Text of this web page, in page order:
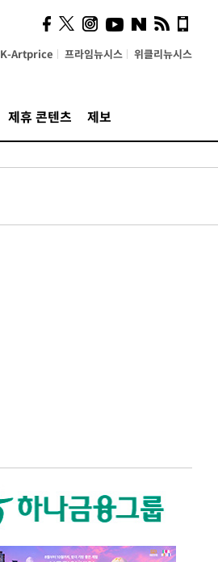
K-Artprice 프라임뉴시스 위클리뉴시스
제휴 콘텐츠 제보